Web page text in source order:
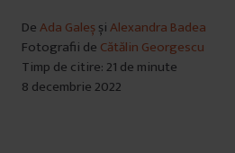
DeAda GaleșșiAlexandra Badea
Fotografii de Cătălin Georgescu
Timp de citire: 21 de minute
8 decembrie 2022